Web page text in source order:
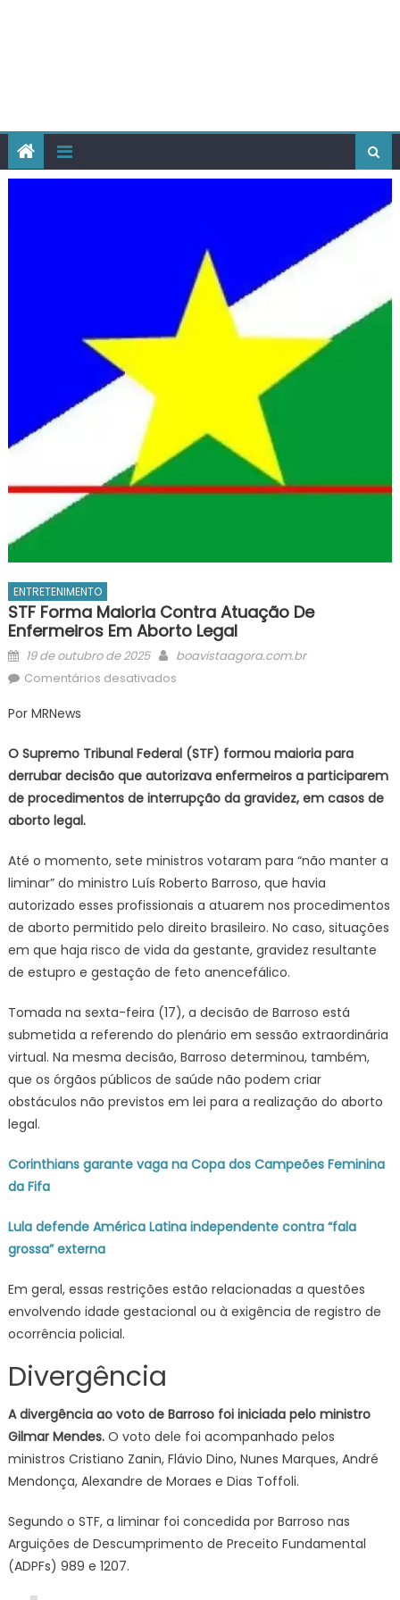
ENTRETENIMENTO
STF Forma Maioria Contra Atuação De
Enfermeiros Em Aborto Legal
Posted
on
19 de outubro de 2025 Author
boavistaagora.com.br
Comentários desativadosem
contra
atuação
de
aborto
legal
Por MRNews
O Supremo Tribunal Federal (STF) formou maioria para
derrubar decisão que autorizava enfermeiros a participarem
de procedimentos de interrupção da gravidez, em casos de
aborto legal.
Até o momento, sete ministros votaram para “não manter a
liminar” do ministro Luís Roberto Barroso, que havia
autorizado esses profissionais a atuarem nos procedimentos
de aborto permitido pelo direito brasileiro. No caso, situações
em que haja risco de vida da gestante, gravidez resultante
de estupro e gestação de feto anencefálico.
Tomada na sexta-feira (17), a decisão de Barroso está
submetida a referendo do plenário em sessão extraordinária
virtual. Na mesma decisão, Barroso determinou, também,
que os órgãos públicos de saúde não podem criar
obstáculos não previstos em lei para a realização do aborto
legal.
Corinthians garante vaga na Copa dos Campeões Feminina
da Fifa
Lula defende América Latina independente contra “fala
grossa” externa
Em geral, essas restrições estão relacionadas a questões
envolvendo idade gestacional ou à exigência de registro de
ocorrência policial.
Divergência
A divergência ao voto de Barroso foi iniciada pelo ministro
Gilmar Mendes.O voto dele foi acompanhado pelos
ministros Cristiano Zanin, Flávio Dino, Nunes Marques, André
Mendonça, Alexandre de Moraes e Dias Toffoli.
Segundo o STF, a liminar foi concedida por Barroso nas
Arguições de Descumprimento de Preceito Fundamental
(ADPFs) 989 e 1207.